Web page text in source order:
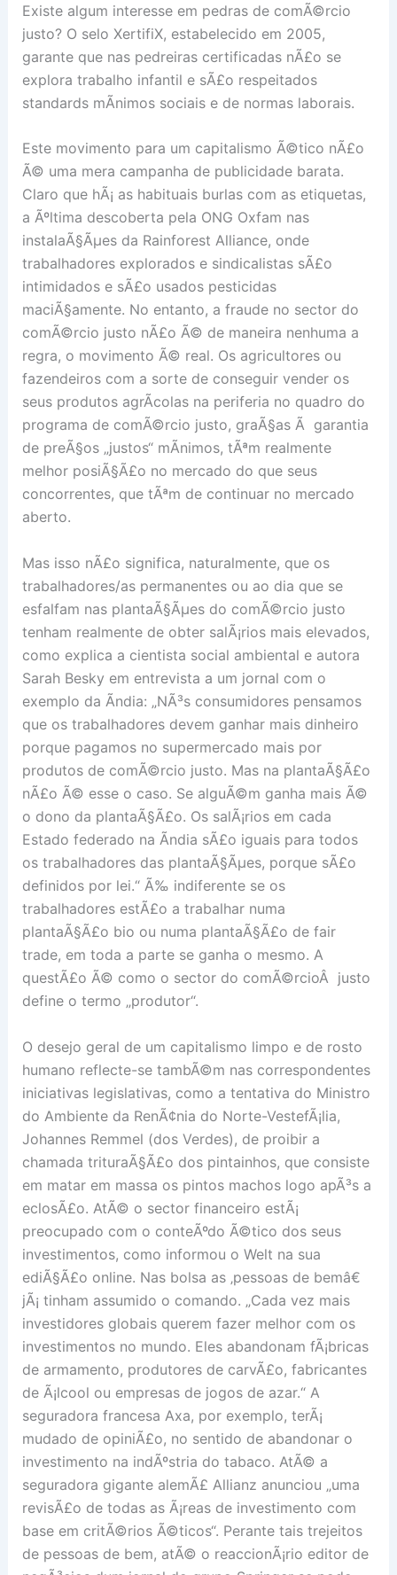
Existe algum interesse em pedras de comÃ©rcio
justo? O selo XertifiX, estabelecido em 2005,
garante que nas pedreiras certificadas nÃ£o se
explora trabalho infantil e sÃ£o respeitados
standards mÃ­nimos sociais e de normas laborais.
Este movimento para um capitalismo Ã©tico nÃ£o
Ã© uma mera campanha de publicidade barata.
Claro que hÃ¡ as habituais burlas com as etiquetas,
a Ãºltima descoberta pela ONG Oxfam nas
instalaÃ§Ãµes da Rainforest Alliance, onde
trabalhadores explorados e sindicalistas sÃ£o
intimidados e sÃ£o usados pesticidas
maciÃ§amente. No entanto, a fraude no sector do
comÃ©rcio justo nÃ£o Ã© de maneira nenhuma a
regra, o movimento Ã© real. Os agricultores ou
fazendeiros com a sorte de conseguir vender os
seus produtos agrÃ­colas na periferia no quadro do
programa de comÃ©rcio justo, graÃ§as Ã garantia
de preÃ§os „justos“ mÃ­nimos, tÃªm realmente
melhor posiÃ§Ã£o no mercado do que seus
concorrentes, que tÃªm de continuar no mercado
aberto.
Mas isso nÃ£o significa, naturalmente, que os
trabalhadores/as permanentes ou ao dia que se
esfalfam nas plantaÃ§Ãµes do comÃ©rcio justo
tenham realmente de obter salÃ¡rios mais elevados,
como explica a cientista social ambiental e autora
Sarah Besky em entrevista a um jornal com o
exemplo da Ãndia: „NÃ³s consumidores pensamos
que os trabalhadores devem ganhar mais dinheiro
porque pagamos no supermercado mais por
produtos de comÃ©rcio justo. Mas na plantaÃ§Ã£o
nÃ£o Ã© esse o caso. Se alguÃ©m ganha mais Ã©
o dono da plantaÃ§Ã£o. Os salÃ¡rios em cada
Estado federado na Ãndia sÃ£o iguais para todos
os trabalhadores das plantaÃ§Ãµes, porque sÃ£o
definidos por lei.“ Ã‰ indiferente se os
trabalhadores estÃ£o a trabalhar numa
plantaÃ§Ã£o bio ou numa plantaÃ§Ã£o de fair
trade, em toda a parte se ganha o mesmo. A
questÃ£o Ã© como o sector do comÃ©rcioÂ justo
define o termo „produtor“.
O desejo geral de um capitalismo limpo e de rosto
humano reflecte-se tambÃ©m nas correspondentes
iniciativas legislativas, como a tentativa do Ministro
do Ambiente da RenÃ¢nia do Norte-VestefÃ¡lia,
Johannes Remmel (dos Verdes), de proibir a
chamada trituraÃ§Ã£o dos pintainhos, que consiste
em matar em massa os pintos machos logo apÃ³s a
eclosÃ£o. AtÃ© o sector financeiro estÃ¡
preocupado com o conteÃºdo Ã©tico dos seus
investimentos, como informou o Welt na sua
ediÃ§Ã£o online. Nas bolsa as ‚pessoas de bemâ€
jÃ¡ tinham assumido o comando. „Cada vez mais
investidores globais querem fazer melhor com os
investimentos no mundo. Eles abandonam fÃ¡bricas
de armamento, produtores de carvÃ£o, fabricantes
de Ã¡lcool ou empresas de jogos de azar.“ A
seguradora francesa Axa, por exemplo, terÃ¡
mudado de opiniÃ£o, no sentido de abandonar o
investimento na indÃºstria do tabaco. AtÃ© a
seguradora gigante alemÃ£ Allianz anunciou „uma
revisÃ£o de todas as Ã¡reas de investimento com
base em critÃ©rios Ã©ticos“. Perante tais trejeitos
de pessoas de bem, atÃ© o reaccionÃ¡rio editor de